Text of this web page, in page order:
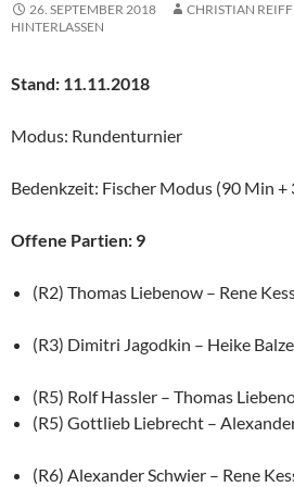
26. SEPTEMBER 2018 CHRISTIAN
HINTERLASSEN
Stand: 11.11.2018
Modus: Rundenturnier
Bedenkzeit: Fischer Modus (90 Min +
Offene Partien: 9
(R2) Thomas Liebenow – Rene
(R3) Dimitri Jagodkin – Heike
(R5) Rolf Hassler – Thomas
(R5) Gottlieb Liebrecht –
(R6) Alexander Schwier – Rene